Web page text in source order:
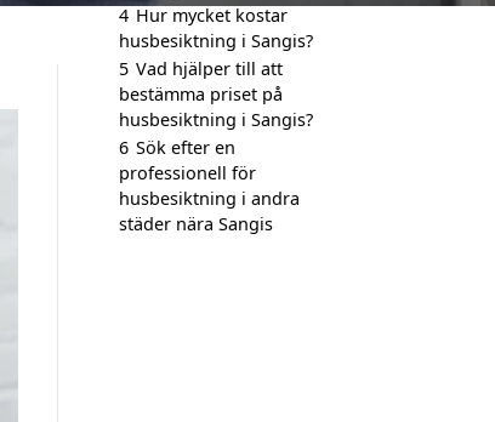
4 Hur mycket kostar
husbesiktning i Sangis?
5 Vad hjälper till att
bestämma priset på
husbesiktning i Sangis?
6 Sök efter en
professionell för
husbesiktning i andra
städer nära Sangis